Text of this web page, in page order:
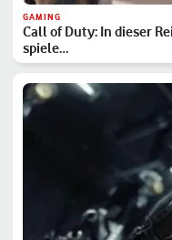
GAMING
Call of Duty: In dieser
spiele…